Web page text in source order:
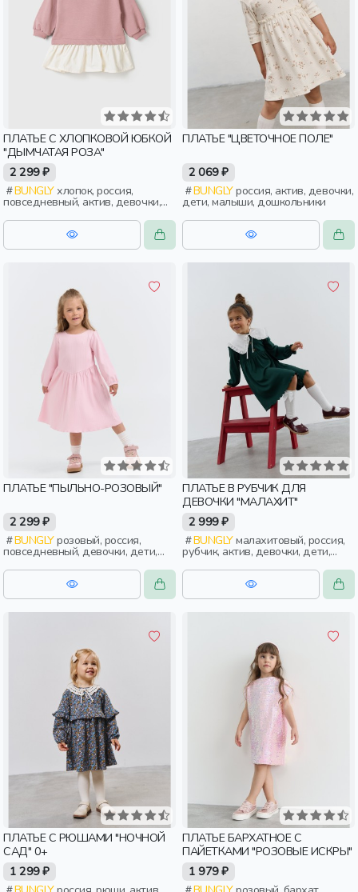
ПЛАТЬЕ С ХЛОПКОВОЙ ЮБКОЙ
"ДЫМЧАТАЯ РОЗА"
2 299 ₽
BUNGLYхлопок, россия,
повседневный, актив, девочки,
ПЛАТЬЕ "ЦВЕТОЧНОЕ ПОЛЕ"
2 069 ₽
BUNGLYроссия, актив, девочки,
дети, малыши, дошкольники
ПЛАТЬЕ "ПЫЛЬНО-РОЗОВЫЙ"
2 299 ₽
BUNGLYрозовый, россия,
повседневный, девочки, дети,
ПЛАТЬЕ В РУБЧИК ДЛЯ
ДЕВОЧКИ "МАЛАХИТ"
2 999 ₽
BUNGLYмалахитовый, россия,
рубчик, актив, девочки, дети,
малыши, дошкольники
ПЛАТЬЕ С РЮШАМИ "НОЧНОЙ
САД" 0+
1 299 ₽
ПЛАТЬЕ БАРХАТНОЕ С
ПАЙЕТКАМИ "РОЗОВЫЕ ИСКРЫ"
1 979 ₽